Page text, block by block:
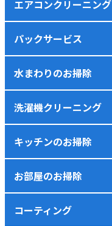
エアコンクリーニング
パックサービス
水まわりのお掃除
洗濯機クリーニング
キッチンのお掃除
お部屋のお掃除
コーティング